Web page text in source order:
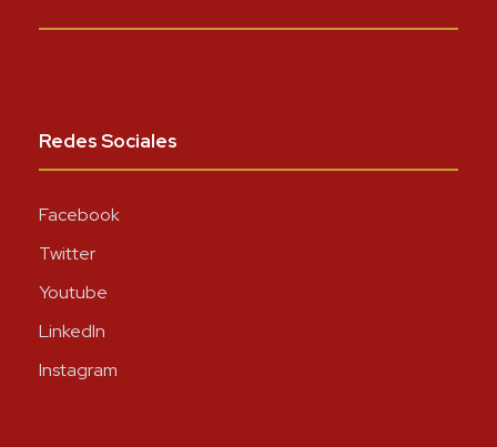
Redes Sociales
Facebook
Twitter
Youtube
LinkedIn
Instagram